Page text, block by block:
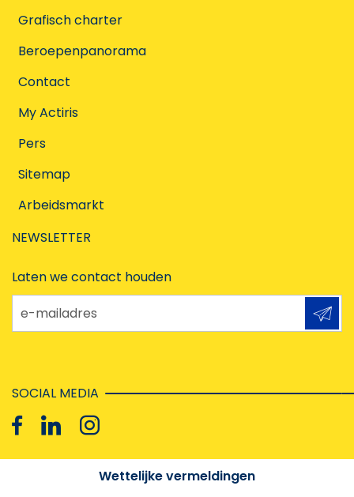
Grafisch charter
Beroepenpanorama
Contact
My Actiris
Pers
Sitemap
Arbeidsmarkt
NEWSLETTER
Laten we contact houden
e-mailadres
SOCIAL MEDIA
Wettelijke vermeldingen